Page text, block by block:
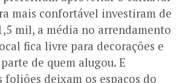
mais confortável investiram de
mil, a média no arrendamento
fica livre para decorações e
de quem alugou. E
foliões deixam os espaços do